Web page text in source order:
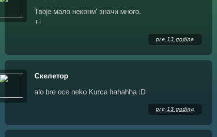
Твоје мало неконм' значи много.
++
pre 13 godina
Скелетор
alo bre oce neko Kurca hahahha :D
pre 13 godina